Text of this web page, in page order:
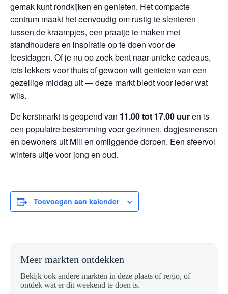
gemak kunt rondkijken en genieten. Het compacte
centrum maakt het eenvoudig om rustig te slenteren
tussen de kraampjes, een praatje te maken met
standhouders en inspiratie op te doen voor de
feestdagen. Of je nu op zoek bent naar unieke cadeaus,
iets lekkers voor thuis of gewoon wilt genieten van een
gezellige middag uit — deze markt biedt voor ieder wat
wils.
De kerstmarkt is geopend van 11.00 tot 17.00 uuren is
een populaire bestemming voor gezinnen, dagjesmensen
en bewoners uit Mill en omliggende dorpen. Een sfeervol
winters uitje voor jong en oud.
Toevoegen aan kalender
Meer markten ontdekken
Bekijk ook andere markten in deze plaats of regio, of
ontdek wat er dit weekend te doen is.